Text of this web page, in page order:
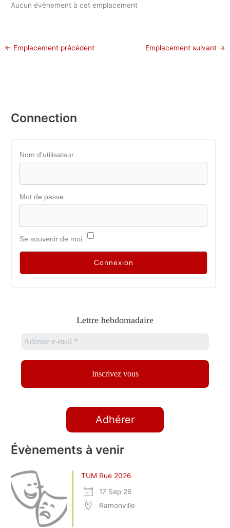
Aucun évènement à cet emplacement
← Emplacement précédent Emplacement suivant →
Connection
Nom d'utilisateur
Mot de passe
Se souvenir de moi
Lettre hebdomadaire
Adhérer
Évènements à venir
TUM Rue 2026
17 Sep 26
Ramonville